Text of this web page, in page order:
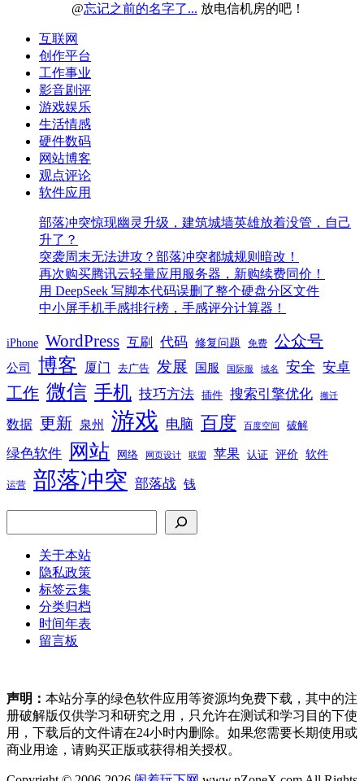
@忘记之前的名字了... 放电信机房的吧！
互联网
创作平台
工作事业
影音剧评
游戏娱乐
生活情感
硬件数码
网站博客
观点评论
软件应用
部落冲突惊现幽灵升级，建筑城墙英雄放着没管，自己
升了？
突袭周末无法进攻？部落冲突都城规则暗改！
再次购买腾讯云轻量应用服务器，新购续费同价！
用 DeepSeek 写脚本代码误删了整个硬盘分区文件
中小屏手机手感排行榜，手感评分计算器！
iPhone WordPress 互刷 代码 修复问题 免费 公众号
公司 博客 厦门 去广告 发展 国服 国际服 域名 安全 安卓
工作 微信 手机 技巧方法 插件 搜索引擎优化 搬迁
数据 更新 泉州 游戏 电脑 百度 百度空间 破解
绿色软件 网站 网络 网页设计 联盟 苹果 认证 评价 软件
运营 部落冲突 部落战 钱
关于本站
隐私政策
标签云集
分类归档
时间年表
留言板
声明： 本站分享的绿色软件应用等资源均免费下载，其中的注
册破解版仅供学习和研究之用，只允许在测试和学习目的下使
用，下载后的文件请在24小时内删除。如果您需要长期使用或
商业用途，请购买正版或获得相关授权。